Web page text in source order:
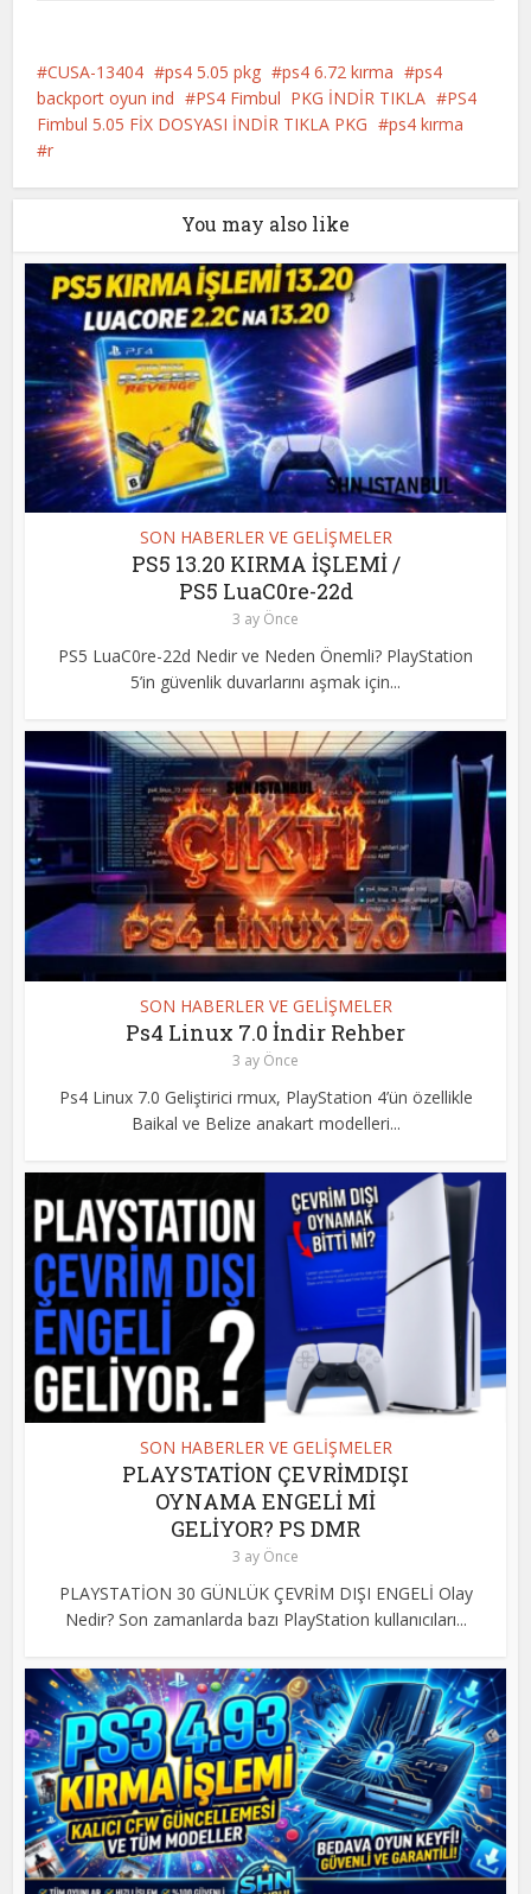
CUSA-13404 ps4 5.05 pkg ps4 6.72 kırma
ps4
backport oyun ind
PS4 Fimbul PKG İNDİR TIKLA
PS4
Fimbul 5.05 FİX DOSYASI İNDİR TIKLA PKG
ps4 kırma
r
You may also like
SON HABERLER VE GELİŞMELER
PS5 13.20 KIRMA İŞLEMİ /
PS5 LuaC0re-22d
3 ay Önce
PS5 LuaC0re-22d Nedir ve Neden Önemli? PlayStation
5’in güvenlik duvarlarını aşmak için...
SON HABERLER VE GELİŞMELER
Ps4 Linux 7.0 İndir Rehber
3 ay Önce
Ps4 Linux 7.0 Geliştirici rmux, PlayStation 4’ün özellikle
Baikal ve Belize anakart modelleri...
SON HABERLER VE GELİŞMELER
PLAYSTATİON ÇEVRİMDIŞI
OYNAMA ENGELİ Mİ
GELİYOR? PS DMR
3 ay Önce
PLAYSTATİON 30 GÜNLÜK ÇEVRİM DIŞI ENGELİ Olay
Nedir? Son zamanlarda bazı PlayStation kullanıcıları...